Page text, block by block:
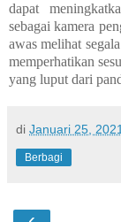
dapat
sebagai kamera
awas melihat
memperhatikan
yang luput dari
di Januari 25,
Berbagi